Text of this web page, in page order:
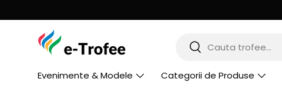
MERGI LA CONTINUT
Cauta
Cauta
Evenimente & Modele Categorii de Produse